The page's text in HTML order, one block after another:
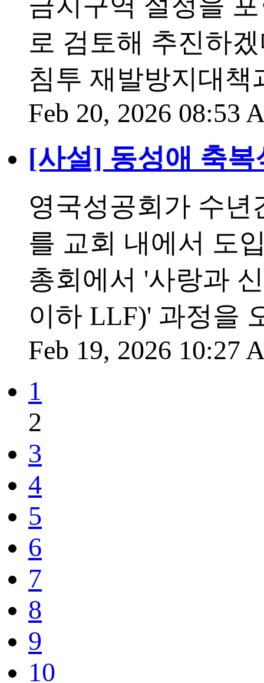
로 검토해 추진하
침투 재발방지대
Feb 20, 2026 08:53
[사설] 동성애 축
영국성공회가 수
를 교회 내에서 도
총회에서 '사랑과
이하 LLF)' 과정을
Feb 19, 2026 10:27
1
2
3
4
5
6
7
8
9
10